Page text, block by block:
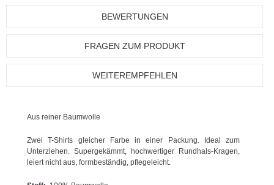
BEWERTUNGEN
FRAGEN ZUM PRODUKT
WEITEREMPFEHLEN
Aus reiner Baumwolle
Zwei T-Shirts gleicher Farbe in einer Packung. Ideal zum
Unterziehen. Supergekämmt, hochwertiger Rundhals-Kragen,
leiert nicht aus, formbeständig, pflegeleicht.